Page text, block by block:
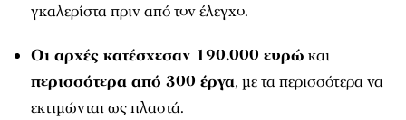
γκαλερίστα πριν από τον έλεγχο.
Οι αρχές κατέσχεσαν 190.000 ευρώ και
περισσότερα από 300 έργα, με τα περισσότερα να
εκτιμώνται ως πλαστά.